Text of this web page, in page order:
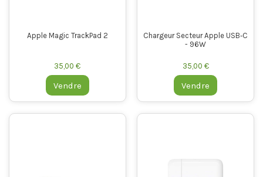
Apple Magic TrackPad 2
35,00 €
Vendre
Chargeur Secteur Apple USB‑C
- 96W
35,00 €
Vendre